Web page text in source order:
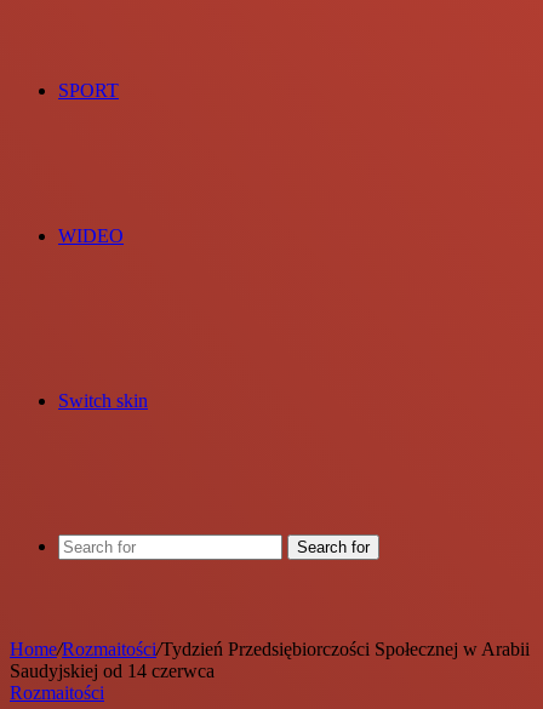
SPORT
WIDEO
Switch skin
Search for
Home/Rozmaitości/Tydzień Przedsiębiorczości Społecznej w Arabii
Saudyjskiej od 14 czerwca
Rozmaitości